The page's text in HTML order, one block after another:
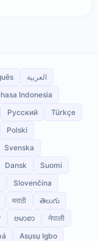
العربية
Indonesia
Русский
Türkçe
Polski
Svenska
Dansk
Suomi
Slovenčina
मराठी
తెలుగు
ဗမာစာ
नेपाली
Asụsụ Igbo